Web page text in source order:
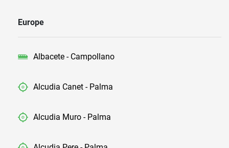
Europe
Albacete - Campollano
Alcudia Canet - Palma
Alcudia Muro - Palma